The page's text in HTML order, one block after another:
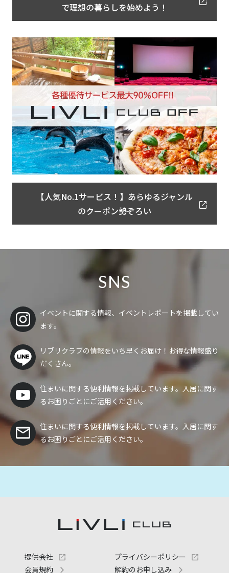
で理想の暮らしを始めよう！
【人気No.1サービス！】あらゆるジャンル
のクーポン勢ぞろい
SNS
イベントに関する情報、イベントレポートを掲載してい
ます。
リブリクラブの情報をいち早くお届け！ お得な情報盛り
だくさん。
住まいに関する便利情報を掲載しています。入居に関す
るお困りごとにご活用ください。
住まいに関する便利情報を掲載しています。入居に関す
るお困りごとにご活用ください。
提供会社
プライバシーポリシー
会員規約
解約のお申し込み